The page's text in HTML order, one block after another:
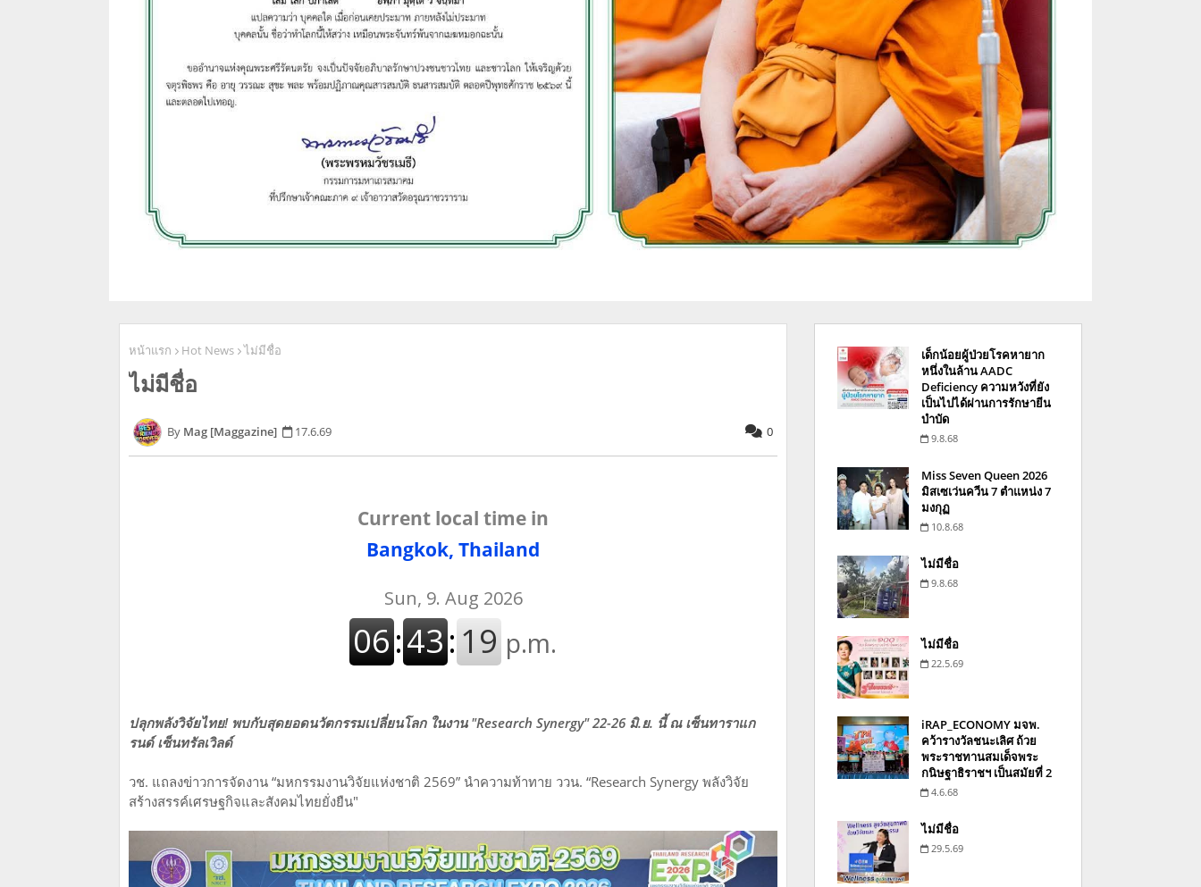
หน้าแรก Hot News ไม่มีชื่อ
ไม่มีชื่อ
Mag [Maggazine] 17.6.69 0
Current local time in
Bangkok, Thailand
ปลุกพลังวิจัยไทย! พบกับสุดยอดนวัตกรรมเปลี่ยนโลก ในงาน "Research Synergy" 22-26 มิ.ย. นี้ ณ เซ็นทาราแก
รนด์ เซ็นทรัลเวิลด์
วช. แถลงข่าวการจัดงาน “มหกรรมงานวิจัยแห่งชาติ 2569” นำความท้าทาย ววน. “Research Synergy พลังวิจัย
สร้างสรรค์เศรษฐกิจและสังคมไทยยั่งยืน"
เด็กน้อยผู้ป่วยโรคหายาก
หนึ่งในล้าน AADC
Deficiency ความหวังที่ยัง
เป็นไปได้ผ่านการรักษายีน
บำบัด
9.8.68
Miss Seven Queen 2026
มิสเซเว่นควีน 7 ตำแหน่ง 7
มงกุฏ
10.8.68
ไม่มีชื่อ
9.8.68
ไม่มีชื่อ
22.5.69
iRAP_ECONOMY มจพ.
คว้ารางวัลชนะเลิศ ถ้วย
พระราชทานสมเด็จพระ
กนิษฐาธิราชฯ เป็นสมัยที่ 2
4.6.68
ไม่มีชื่อ
29.5.69